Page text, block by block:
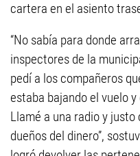
cartera en el asiento
“No sabía para donde
inspectores de la
pedí a los compañeros
estaba bajando el vuelo
Llamé a una radio y
dueños del dinero”,